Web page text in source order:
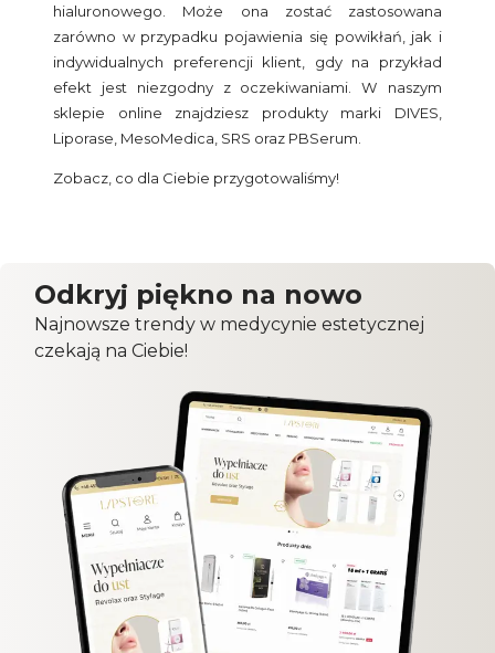
hialuronowego. Może ona zostać zastosowana
zarówno w przypadku pojawienia się powikłań, jak i
indywidualnych preferencji klient, gdy na przykład
efekt jest niezgodny z oczekiwaniami. W naszym
sklepie online znajdziesz produkty marki DIVES,
Liporase, MesoMedica, SRS oraz PBSerum.
Zobacz, co dla Ciebie przygotowaliśmy!
Odkryj piękno na nowo
Najnowsze trendy w medycynie estetycznej
czekają na Ciebie!